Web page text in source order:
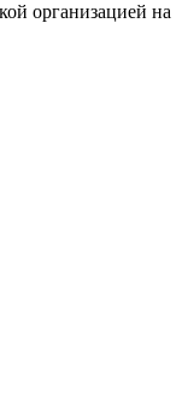
организацией на